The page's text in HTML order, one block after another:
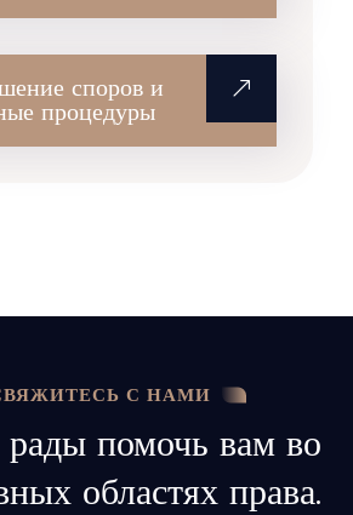
споров и
процедуры
С НАМИ
помочь вам во
областях права.